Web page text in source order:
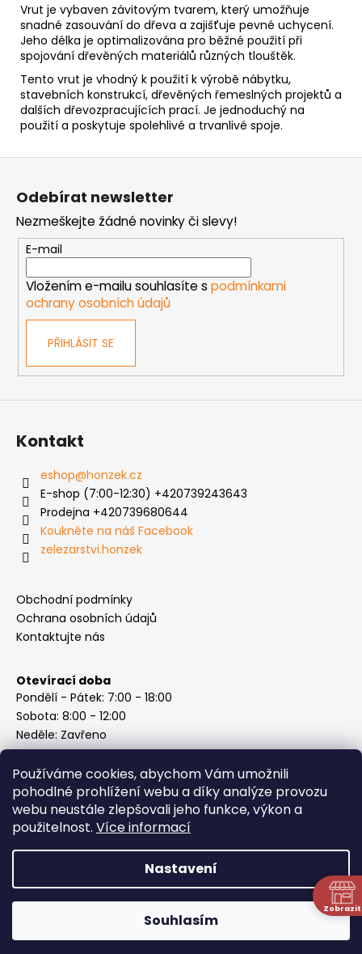
Používáme cookies, abychom Vám umožnili
pohodlné prohlížení webu a díky analýze provozu
webu neustále zlepšovali jeho funkce, výkon a
použitelnost. Více informací
Nastavení
Souhlasím
Vrut je vybaven závitovým tvarem, který umožňuje
snadné zasouvání do dřeva a zajišťuje pevné uchycení.
Jeho délka je optimalizována pro běžné použití při
spojování dřevěných materiálů různých tlouštěk.
Tento vrut je vhodný k použití k výrobě nábytku,
stavebních konstrukcí, dřevěných řemeslných projektů a
dalších dřevozpracujících prací. Je jednoduchý na
použití a poskytuje spolehlivé a trvanlivé spoje.
Z
Odebírat newsletter
Nezmeškejte žádné novinky či slevy!
E-mail
Vložením e-mailu souhlasíte s podmínkami
ochrany osobních údajů
PŘIHLÁSIT SE
Kontakt
eshop@honzek.cz
E-shop (7:00-12:30) +420739243643
Prodejna +420739680644
Koukněte na náš Facebook
zelezarstvi.honzek
Obchodní podmínky
Ochrana osobních údajů
Kontaktujte nás
Otevírací doba
Pondělí - Pátek: 7:00 - 18:00
Sobota: 8:00 - 12:00
Neděle: Zavřeno
Instagram
Copyright 2026ABC Železářství Honzek. Všechna práva
vyhrazena.
Zobrazit